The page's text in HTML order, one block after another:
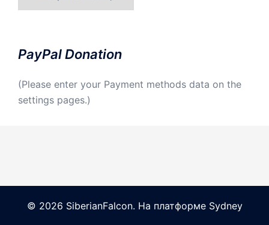
PayPal Donation
(Please enter your Payment methods data on the
settings pages.)
© 2026 SiberianFalcon. На платформе Sydney